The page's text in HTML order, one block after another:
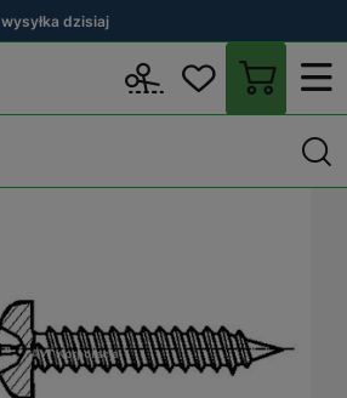
wysyłka dzisiaj
Wkręty